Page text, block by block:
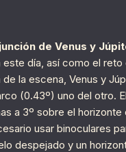
de Venus y
este día, así como el
de la escena, Venus y
(0.43º) uno del otro.
a 3º sobre el
usar binoculares
despejado y un